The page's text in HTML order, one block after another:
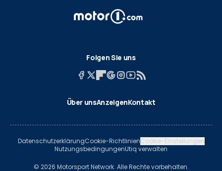
Folgen Sie uns
Über unsAnzeigenKontakt
DatenschutzerklärungCookie-RichtlinienCookie-Einstellungen
NutzungsbedingungenUtiq verwalten
© 2026 Motorsport Network. Alle Rechte vorbehalten.